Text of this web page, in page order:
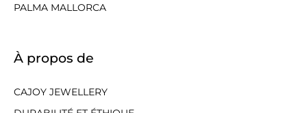
PALMA MALLORCA
À propos de
CAJOY JEWELLERY